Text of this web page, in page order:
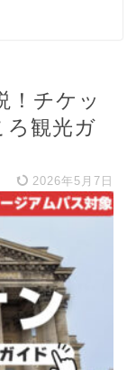
！チケッ
ろ観光ガ
2026年5月7日